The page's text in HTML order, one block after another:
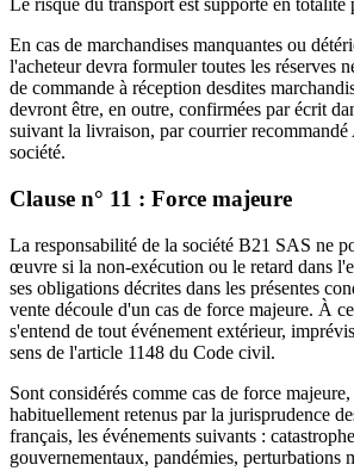
Le risque du transport est supporté en totalité
En cas de marchandises manquantes ou
l'acheteur devra formuler toutes les réserves
de commande à réception desdites
devront être, en outre, confirmées par écrit
suivant la livraison, par courrier recommandé
société.
Clause n° 11 : Force majeure
La responsabilité de la société B21 SAS ne
œuvre si la non-exécution ou le retard dans
ses obligations décrites dans les présentes
vente découle d'un cas de force majeure. À
s'entend de tout événement extérieur,
sens de l'article 1148 du Code civil.
Sont considérés comme cas de force
habituellement retenus par la jurisprudence
français, les événements suivants :
gouvernementaux, pandémies, perturbations